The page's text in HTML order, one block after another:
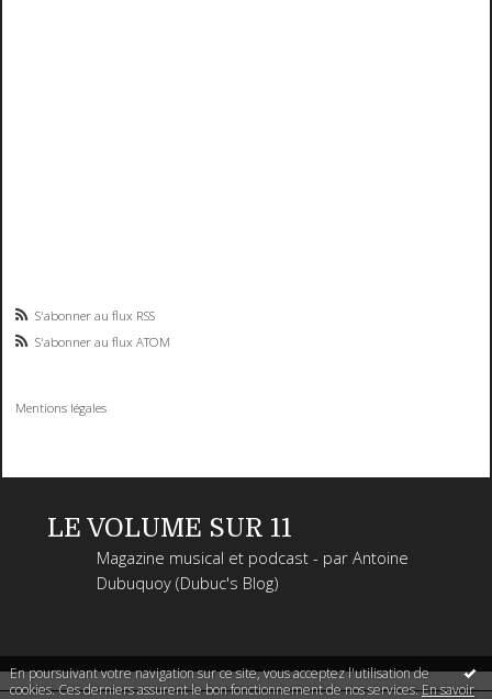
En poursuivant votre navigation sur ce site, vous acceptez l'utilisation de
cookies. Ces derniers assurent le bon fonctionnement de nos services.En savoir
S'abonner au flux RSS
S'abonner au flux ATOM
Mentions légales
LE VOLUME SUR 11
Magazine musical et podcast - par Antoine
Dubuquoy (Dubuc's Blog)